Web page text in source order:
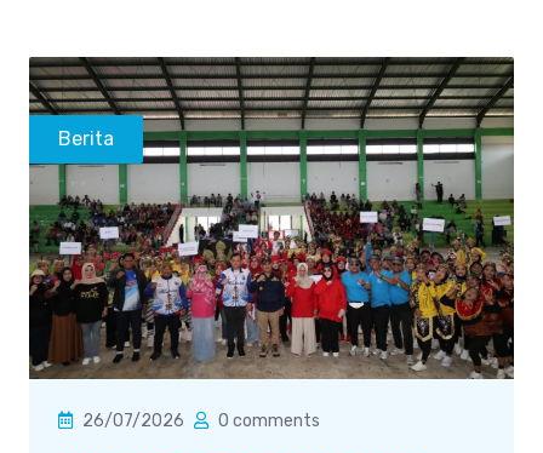
Berita
26/07/2026 0 comments